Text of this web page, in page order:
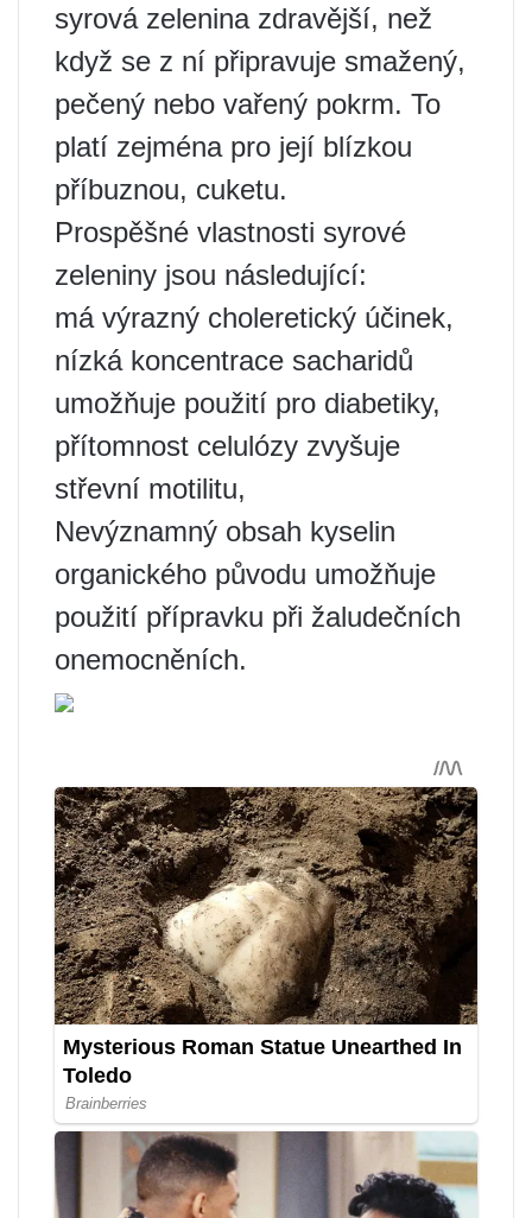
syrová zelenina zdravější, než
když se z ní připravuje smažený,
pečený nebo vařený pokrm. To
platí zejména pro její blízkou
příbuznou, cuketu.
Prospěšné vlastnosti syrové
zeleniny jsou následující:
má výrazný choleretický účinek,
nízká koncentrace sacharidů
umožňuje použití pro diabetiky,
přítomnost celulózy zvyšuje
střevní motilitu,
Nevýznamný obsah kyselin
organického původu umožňuje
použití přípravku při žaludečních
onemocněních.